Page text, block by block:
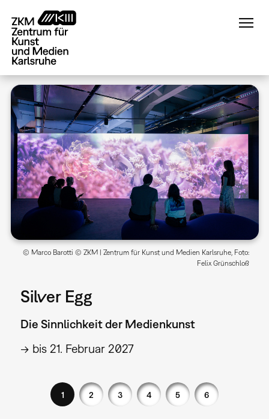
zum
Inhalt
© Marco Barotti © ZKM | Zentrum für Kunst und Medien Karlsruhe, Foto:
Felix Grünschloß
Silver Egg
Die Sinnlichkeit der Medienkunst
→ bis 21. Februar 2027
1 2 3 4 5 6